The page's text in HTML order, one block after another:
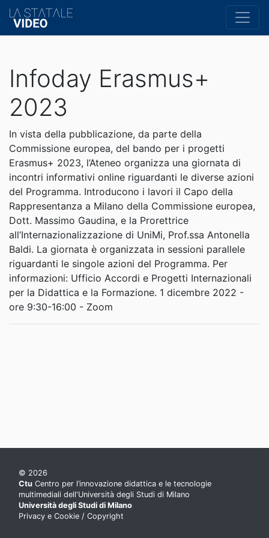
Infoday Erasmus+
2023
In vista della pubblicazione, da parte della
Commissione europea, del bando per i progetti
Erasmus+ 2023, l’Ateneo organizza una giornata di
incontri informativi online riguardanti le diverse azioni
del Programma. Introducono i lavori il Capo della
Rappresentanza a Milano della Commissione europea,
Dott. Massimo Gaudina, e la Prorettrice
all’Internazionalizzazione di UniMi, Prof.ssa Antonella
Baldi. La giornata è organizzata in sessioni parallele
riguardanti le singole azioni del Programma. Per
informazioni: Ufficio Accordi e Progetti Internazionali
per la Didattica e la Formazione. 1 dicembre 2022 -
ore 9:30-16:00 - Zoom
© 2026
Ctu Centro per l’innovazione didattica e le tecnologie
multimediali dell'Università degli Studi di Milano
Università degli Studi di Milano
Privacy e Cookie / Copyright